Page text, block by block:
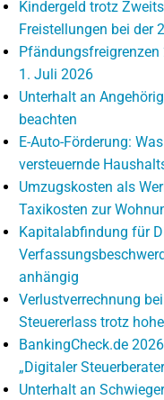
Kindergeld trotz
Freistellungen bei der
Pfändungsfreigrenzen
1. Juli 2026
Unterhalt an
beachten
E-Auto-Förderung:
versteuernde
Umzugskosten als
Taxikosten zur
Kapitalabfindung für
anhängig
Verlustverrechnung
Steuererlass trotz
BankingCheck.de
„Digitaler
Unterhalt an